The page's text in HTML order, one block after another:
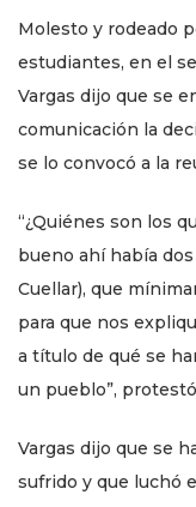
Molesto y rodeado
estudiantes, en el
Vargas dijo que se
comunicación la
se lo convocó a la
“¿Quiénes son los
bueno ahí había
Cuellar), que
para que nos
a título de qué se
un pueblo”,
Vargas dijo que se
sufrido y que luchó